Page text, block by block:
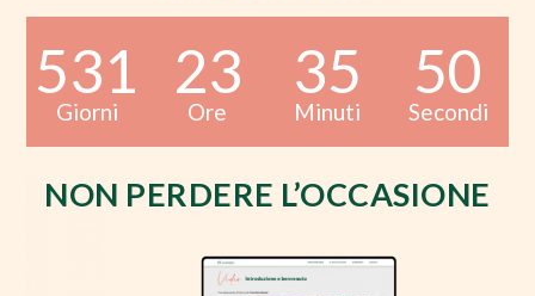
531
Giorni
23
Ore
35
Minuti
49
Secondi
NON PERDERE L’OCCASIONE